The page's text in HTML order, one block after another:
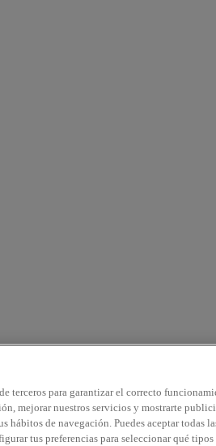
terceros para garantizar el correcto
mejorar nuestros servicios y mostrarte
hábitos de navegación. Puedes aceptar todas
tus preferencias para seleccionar qué tipos